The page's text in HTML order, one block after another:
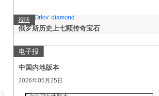
视听
俄罗斯历史上七颗传奇宝石
电子报
中国内地版本
2026年05月25日